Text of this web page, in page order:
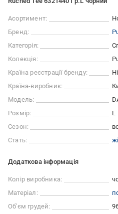
Асортимент:
Бренд:
Категорія:
Колекція:
Країна реєстрації бренду:
Країна-виробник:
Модель:
Розмір:
L
Сезон:
Стать:
Додаткова інформація
Колір виробника:
Матеріал:
Об'єм грудей: